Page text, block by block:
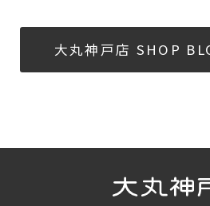
大丸神戸店 SHOP